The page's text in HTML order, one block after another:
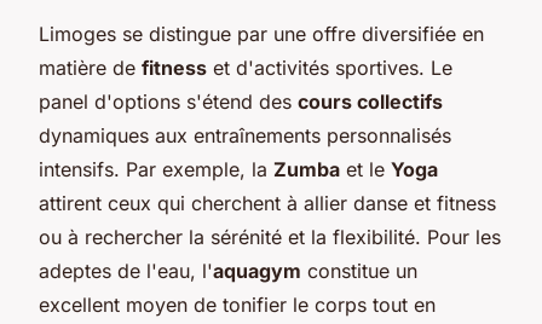
Limoges se distingue par une offre diversifiée en
matière de fitness et d'activités sportives. Le
panel d'options s'étend des cours collectifs
dynamiques aux entraînements personnalisés
intensifs. Par exemple, la Zumba et le Yoga
attirent ceux qui cherchent à allier danse et fitness
ou à rechercher la sérénité et la flexibilité. Pour les
adeptes de l'eau, l'aquagym constitue un
excellent moyen de tonifier le corps tout en